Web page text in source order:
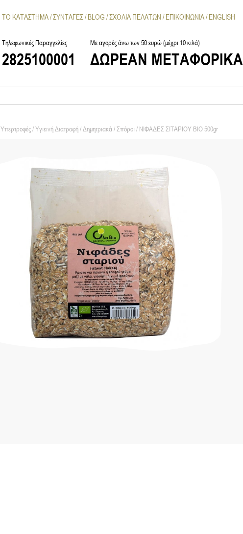
Τηλεφωνικές Παραγγελίες
2825100001
Με αγορές άνω των 50 ευρώ (μέχρι 10 κιλά)
ΔΩΡΕΑΝ ΜΕΤΑΦΟΡΙΚΑ
ΤΟ ΚΑΤΑΣΤΗΜΑ ΣΥΝΤΑΓΕΣ BLOG ΣΧΟΛΙΑ ΠΕΛΑΤΩΝ ΕΠΙΚΟΙΝΩΝΙΑ ENGLISH
Υπερτροφές / Υγιεινή Διατροφή/Δημητριακά / Σπόροι / ΝΙΦΑΔΕΣ ΣΙΤΑΡΙΟΥ ΒΙΟ 500gr